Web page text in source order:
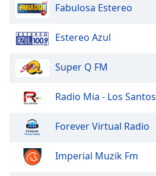
Fabulosa Estereo
Estereo Azul
Super Q FM
Radio Mia - Los Santos
Forever Virtual Radio
Imperial Muzik Fm